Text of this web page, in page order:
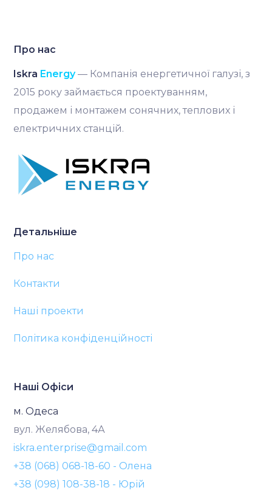
Про нас
Iskra Energy— Компанія енергетичної галузі, з
2015 року займається проектуванням,
продажем і монтажем сонячних, теплових і
електричних станцій.
Детальніше
Про нас
Контакти
Наші проекти
Політика конфіденційності
Наші Офіси
м. Одеса
вул. Желябова, 4А
iskra.enterprise@gmail.com
+38 (068) 068-18-60 - Олена
+38 (098) 108-38-18 - Юрій